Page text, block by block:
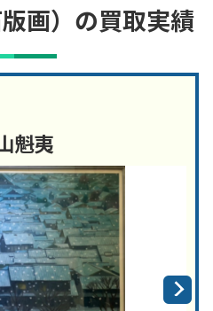
画）の買取実績
魁夷